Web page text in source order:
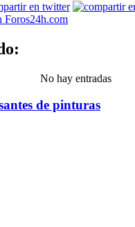
No hay entradas
de pinturas